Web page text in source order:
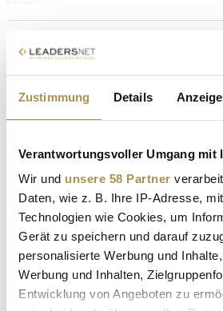
Zustimmung Details
Verantwortungsvoller Umgang mit
Wir und unsere 58 Partner
Daten, wie z. B. Ihre IP-Adresse,
Technologien wie Cookies, um
Gerät zu speichern und darauf
personalisierte Werbung und
Werbung und Inhalten,
Entwicklung von Angeboten zu
Promi-Aufschlag bei den
Momente der Freude zu erschaffen,
Kernprinzipien der WorldChanger-
eigenes Leben übernehmen und
inspirieren" möchten. Darunter
WorldChanger Days 2025: Alle
im Stanglwirt
NEWS | 23.06.2025